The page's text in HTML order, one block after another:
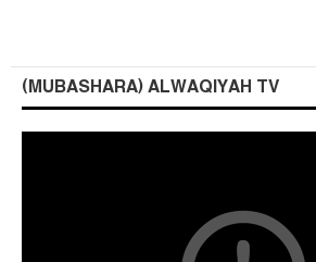
(MUBASHARA) ALWAQIYAH TV